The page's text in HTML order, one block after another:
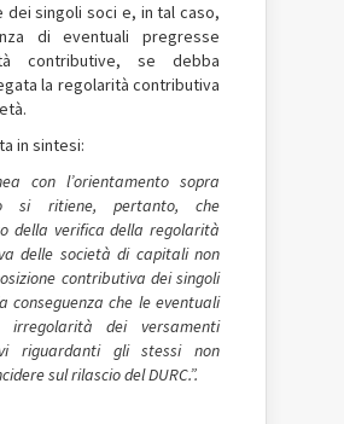
dei singoli soci e, in tal caso,
di eventuali pregresse
contributive, se debba
la regolarità contributiva
in sintesi:
con l’orientamento sopra
si ritiene, pertanto, che
della verifica della regolarità
delle società di capitali non
contributiva dei singoli
conseguenza che le eventuali
irregolarità dei versamenti
riguardanti gli stessi non
sul rilascio del DURC.”.